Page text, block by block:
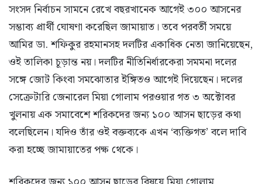
সংসদ নির্বাচন সামনে রেখে বছরখানেক আগেই ৩০০ আসনের
সম্ভাব্য প্রার্থী ঘোষণা করেছিল জামায়াত। তবে পরবর্তী সময়ে
আমির ডা. শফিকুর রহমানসহ দলটির একাধিক নেতা জানিয়েছেন,
ওই তালিকা চূড়ান্ত নয়। দলটির নীতিনির্ধারকেরা সমমনা দলের
সঙ্গে জোট কিংবা সমঝোতার ইঙ্গিতও আগেই দিয়েছেন। দলের
সেক্রেটারি জেনারেল মিয়া গোলাম পরওয়ার গত ৩ অক্টোবর
খুলনায় এক সমাবেশে শরিকদের জন্য ১০০ আসন ছাড়ের কথা
বলেছিলেন। যদিও তাঁর ওই বক্তব্যকে এখন ‘ব্যক্তিগত’ বলে দাবি
করা হচ্ছে জামায়াতের পক্ষ থেকে।